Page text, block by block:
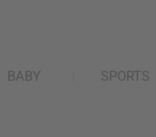
BABY SPORTS